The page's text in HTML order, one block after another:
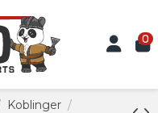
0
Koblinger